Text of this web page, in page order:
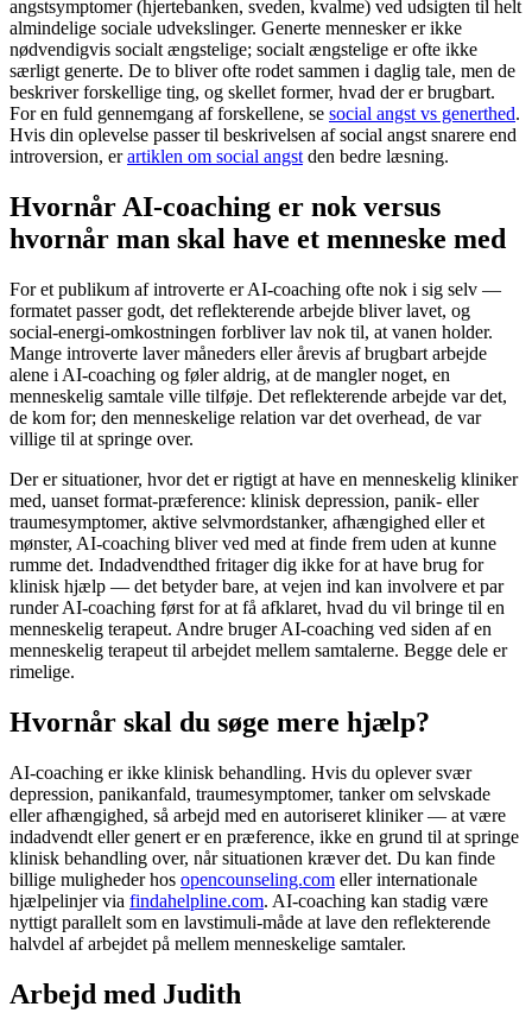
angstsymptomer (hjertebanken, sveden, kvalme) ved udsigten til helt
almindelige sociale udvekslinger. Generte mennesker er ikke
nødvendigvis socialt ængstelige; socialt ængstelige er ofte ikke
særligt generte. De to bliver ofte rodet sammen i daglig tale, men de
beskriver forskellige ting, og skellet former, hvad der er brugbart.
For en fuld gennemgang af forskellene, se social angst vs generthed.
Hvis din oplevelse passer til beskrivelsen af social angst snarere end
introversion, erartiklen om social angst den bedre læsning.
Hvornår AI-coaching er nok versus
hvornår man skal have et menneske med
For et publikum af introverte er AI-coaching ofte nok i sig selv —
formatet passer godt, det reflekterende arbejde bliver lavet, og
social-energi-omkostningen forbliver lav nok til, at vanen holder.
Mange introverte laver måneders eller årevis af brugbart arbejde
alene i AI-coaching og føler aldrig, at de mangler noget, en
menneskelig samtale ville tilføje. Det reflekterende arbejde var det,
de kom for; den menneskelige relation var det overhead, de var
villige til at springe over.
Der er situationer, hvor det er rigtigt at have en menneskelig kliniker
med, uanset format-præference: klinisk depression, panik- eller
traumesymptomer, aktive selvmordstanker, afhængighed eller et
mønster, AI-coaching bliver ved med at finde frem uden at kunne
rumme det. Indadvendthed fritager dig ikke for at have brug for
klinisk hjælp — det betyder bare, at vejen ind kan involvere et par
runder AI-coaching først for at få afklaret, hvad du vil bringe til en
menneskelig terapeut. Andre bruger AI-coaching ved siden af en
menneskelig terapeut til arbejdet mellem samtalerne. Begge dele er
rimelige.
Hvornår skal du søge mere hjælp?
AI-coaching er ikke klinisk behandling. Hvis du oplever svær
depression, panikanfald, traumesymptomer, tanker om selvskade
eller afhængighed, så arbejd med en autoriseret kliniker — at være
indadvendt eller genert er en præference, ikke en grund til at springe
klinisk behandling over, når situationen kræver det. Du kan finde
billige muligheder hos opencounseling.com eller internationale
hjælpelinjer via findahelpline.com. AI-coaching kan stadig være
nyttigt parallelt som en lavstimuli-måde at lave den reflekterende
halvdel af arbejdet på mellem menneskelige samtaler.
Arbejd med Judith